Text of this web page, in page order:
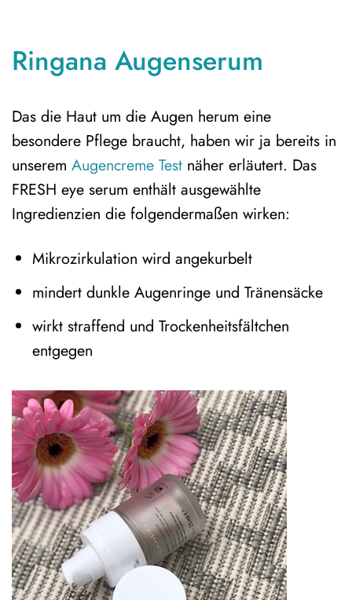
Ringana Augenserum
Das die Haut um die Augen herum eine
besondere Pflege braucht, haben wir ja bereits in
unserem Augencreme Test näher erläutert. Das
FRESH eye serum enthält ausgewählte
Ingredienzien die folgendermaßen wirken:
Mikrozirkulation wird angekurbelt
mindert dunkle Augenringe und Tränensäcke
wirkt straffend und Trockenheitsfältchen
entgegen